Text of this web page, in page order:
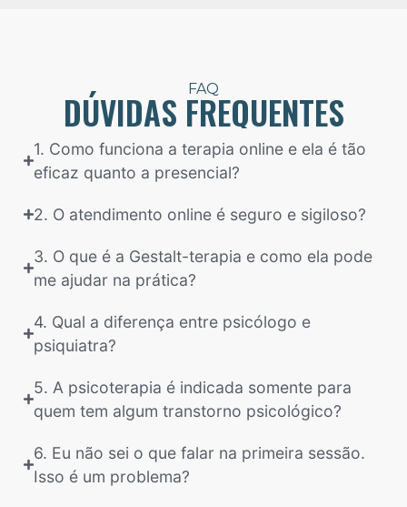
FAQ
DÚVIDAS FREQUENTES
1. Como funciona a terapia online e ela é tão
eficaz quanto a presencial?
2. O atendimento online é seguro e sigiloso?
3. O que é a Gestalt-terapia e como ela pode
me ajudar na prática?
4. Qual a diferença entre psicólogo e
psiquiatra?
5. A psicoterapia é indicada somente para
quem tem algum transtorno psicológico?
6. Eu não sei o que falar na primeira sessão.
Isso é um problema?